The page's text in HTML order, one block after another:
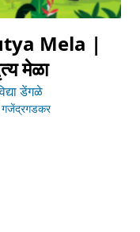
Mela |
मेळा
डेंगळे